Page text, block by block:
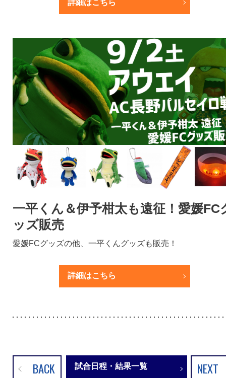
詳細はこちら
一平くん＆伊予柑太も遠征！愛媛FC
ッズ販売
愛媛FCグッズの他、一平くんグッズも販売！
詳細はこちら
BACK 試合日程・結果一覧 NEXT